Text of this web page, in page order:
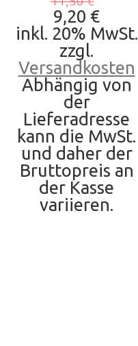
9,20 €
inkl. 20% MwSt.
zzgl.
Versandkosten
Abhängig von
der
Lieferadresse
kann die MwSt.
und daher der
Bruttopreis an
der Kasse
variieren.